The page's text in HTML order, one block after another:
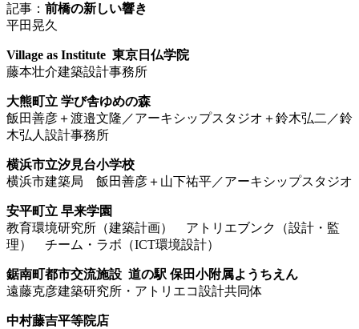
記事： 前橋の新しい響き
平田晃久
Village as Institute 東京日仏学院
藤本壮介建築設計事務所
大熊町立 学び舎ゆめの森
飯田善彦＋渡邉文隆／アーキシップスタジオ＋鈴木弘二／鈴
木弘人設計事務所
横浜市立汐見台小学校
横浜市建築局 飯田善彦＋山下祐平／アーキシップスタジオ
安平町立 早来学園
教育環境研究所（建築計画） アトリエブンク（設計・監
理） チーム・ラボ（ICT環境設計）
鋸南町都市交流施設 道の駅 保田小附属ようちえん
遠藤克彦建築研究所・アトリエコ設計共同体
中村藤吉平等院店